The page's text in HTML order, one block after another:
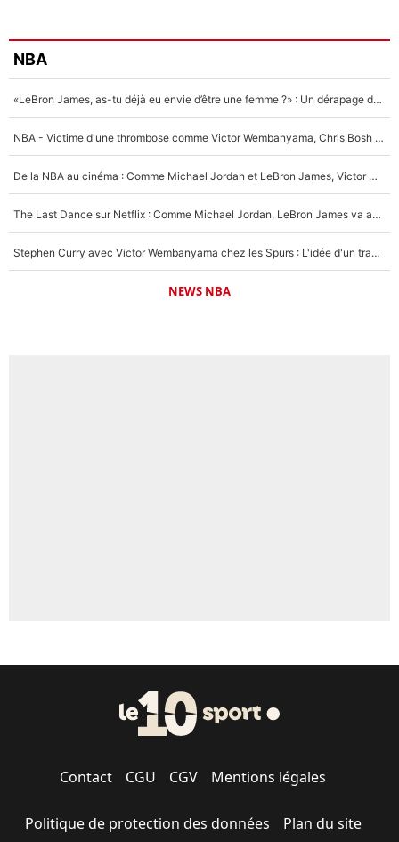
NBA
«LeBron James, as-tu déjà eu envie d’être une femme ?» : Un dérapage de Donald Trump sur la superstar de la NBA refait surface
NBA - Victime d'une thrombose comme Victor Wembanyama, Chris Bosh prévient le Français des risques sur sa santé : «J’ai failli mourir sur le coup et j’ai été ramené à la vie»
De la NBA au cinéma : Comme Michael Jordan et LeBron James, Victor Wembanyama rêve d'une carrière d'acteur !
The Last Dance sur Netflix : Comme Michael Jordan, LeBron James va avoir le droit à sa série !
Stephen Curry avec Victor Wembanyama chez les Spurs : L'idée d'un trade historique est lancée en NBA !
NEWS NBA
Contact CGU CGV Mentions légales
Politique de protection des données Plan du site